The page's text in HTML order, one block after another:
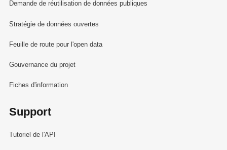
Demande de réutilisation de données publiques
Stratégie de données ouvertes
Feuille de route pour l'open data
Gouvernance du projet
Fiches d'information
Support
Tutoriel de l'API